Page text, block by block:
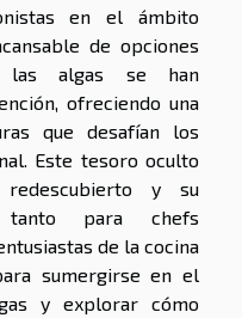
en el ámbito
de opciones
las algas se han
ofreciendo una
que desafían los
Este tesoro oculto
y su
para chefs
de la cocina
sumergirse en el
y explorar cómo